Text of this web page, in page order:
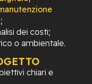
dei costi;
o ambientale.
chiari e